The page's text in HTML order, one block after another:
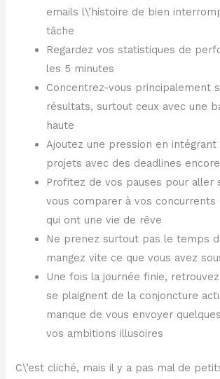
emails l\’histoire de bien
tâche
Regardez vos statistiques de
les 5 minutes
Concentrez-vous principalement
résultats, surtout ceux avec une
haute
Ajoutez une pression en intégrant
projets avec des deadlines
Profitez de vos pauses pour aller
vous comparer à vos concurrents
qui ont une vie de rêve
Ne prenez surtout pas le temps
mangez vite ce que vous avez
Une fois la journée finie,
se plaignent de la conjoncture
manque de vous envoyer
vos ambitions illusoires
C\’est cliché, mais il y a pas mal de